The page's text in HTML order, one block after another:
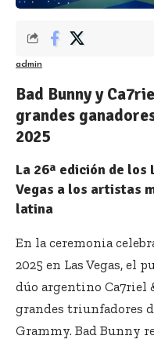
admin
Bad Bunny y
grandes
2025
La 26ª edición de los
Vegas a los artistas
latina
En la ceremonia
2025 en Las Vegas, el
dúo argentino Ca7riel
grandes triunfadores
Grammy. Bad Bunny